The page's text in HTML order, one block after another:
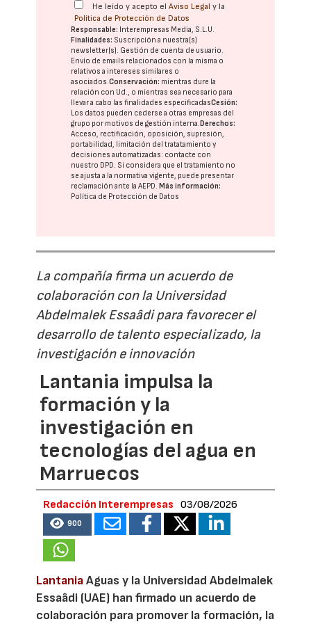
He leído y acepto elAviso Legal y la
Política de Protección de Datos
Responsable: Interempresas Media, S.L.U.
Finalidades: Suscripción a nuestra(s)
newsletter(s). Gestión de cuenta de usuario.
Envío de emails relacionados con la misma o
relativos a intereses similares o
asociados.Conservación: mientras dure la
relación con Ud., o mientras sea necesario para
llevar a cabo las finalidades especificadasCesión:
Los datos pueden cederse a otras empresas del
grupo por motivos de gestión interna.Derechos:
Acceso, rectificación, oposición, supresión,
portabilidad, limitación del tratatamiento y
decisiones automatizadas: contacte con
nuestro DPD. Si considera que el tratamiento no
se ajusta a la normativa vigente, puede presentar
reclamación ante laAEPD.Más información:
Política de Protección de Datos
La compañía firma un acuerdo de
colaboración con la Universidad
Abdelmalek Essaâdi para favorecer el
desarrollo de talento especializado, la
investigación e innovación
Lantania impulsa la
formación y la
investigación en
tecnologías del agua en
Marruecos
Redacción Interempresas 03/08/2026
900
LantaniaAguas y la Universidad Abdelmalek
Essaâdi (UAE) han firmado un acuerdo de
colaboración para promover la formación, la